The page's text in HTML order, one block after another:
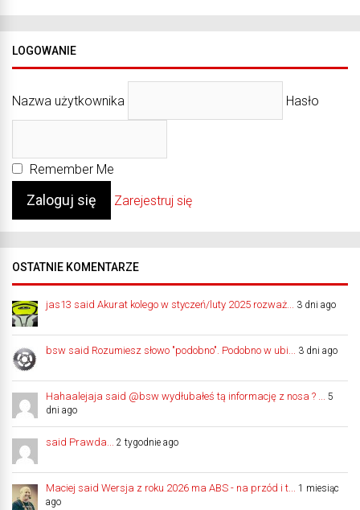
LOGOWANIE
Nazwa użytkownika Hasło
Remember Me
Zarejestruj się
OSTATNIE KOMENTARZE
jas13 said Akurat kolego w styczeń/luty 2025 rozważ... 3 dni ago
bsw said Rozumiesz słowo "podobno". Podobno w ubi... 3 dni ago
Hahaalejaja said @bsw wydłubałeś tą informację z nosa ? ...
5
dni ago
said Prawda... 2 tygodnie ago
Maciej said Wersja z roku 2026 ma ABS - na przód i t...
1 miesiąc
ago